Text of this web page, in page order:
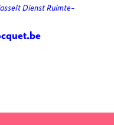
Dienst Ruimte-